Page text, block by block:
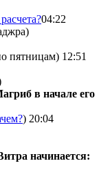
04:22
пятницам) 12:51
в начале его
) 20:04
начинается: